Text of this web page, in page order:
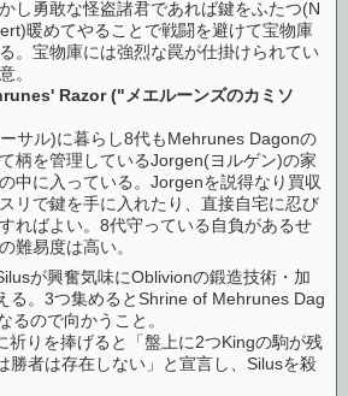
し勇敢な怪盗諸君であれば鍵をふたつ(N
暖めてやることで戦闘を避けて宝物庫
。宝物庫には強烈な罠が仕掛けられてい
。
Razor ("メエルーンズのカミソ
サル)に暮らし8代もMehrunes Dagonの
柄を管理しているJorgen(ヨルゲン)の家
中に入っている。Jorgenを説得なり買収
リで鍵を手に入れたり、直接自宅に忍び
ればよい。8代守っている自負があるせ
難易度は高い。
が興奮気味にOblivionの鍛造技術・加
る。3つ集めるとShrine of Mehrunes Dag
るので向かうこと。
祈りを捧げると「盤上に2つKingの駒が残
勝者は存在しない」と宣言し、Silusを殺